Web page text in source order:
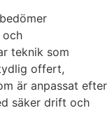
och
teknik som
offert,
är anpassat efter
säker drift och